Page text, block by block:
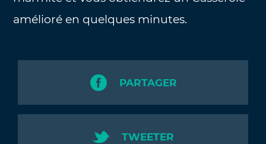
amélioré en quelques minutes.
PARTAGER
TWEETER